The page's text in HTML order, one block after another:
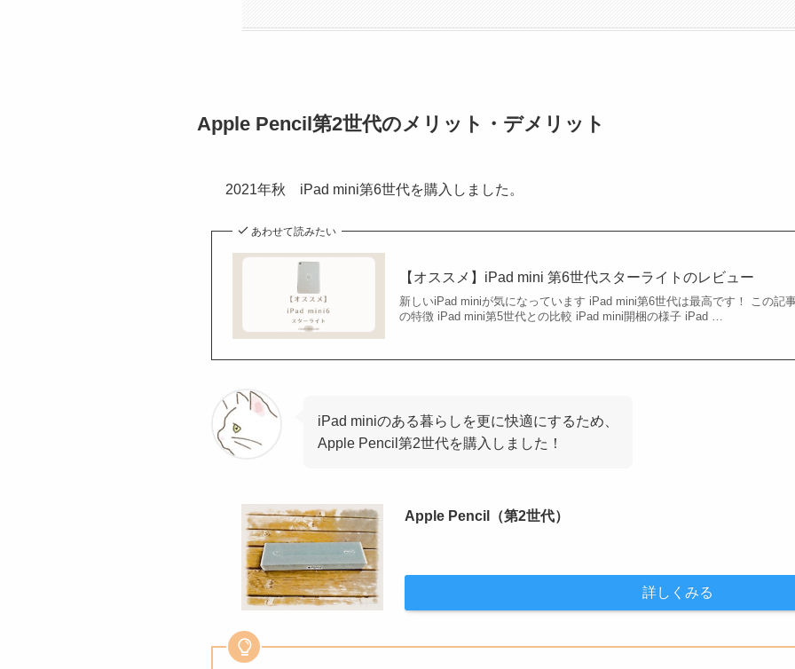
Apple Pencil第2世代のメリット・デメリット
2021年秋 iPad mini第6世代を購入しました。
あわせて読みたい
【オススメ】iPad mini 第6世代スターライトのレビュー
新しいiPad miniが気になっています iPad mini第6世代は最高です！ この記
の特徴 iPad mini第5世代との比較 iPad mini開梱の様子 iPad …
iPad miniのある暮らしを更に快適にするため、
Apple Pencil第2世代を購入しました！
Apple Pencil（第2世代）
詳しくみる